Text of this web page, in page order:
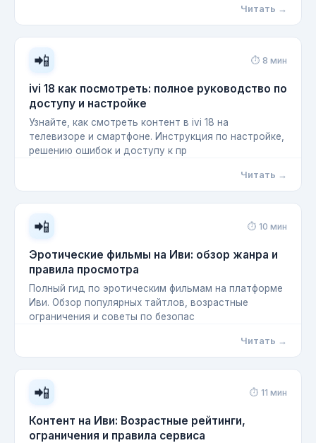
Читать →
📲 ⏱ 8 мин
ivi 18 как посмотреть: полное руководство по
доступу и настройке
Узнайте, как смотреть контент в ivi 18 на
телевизоре и смартфоне. Инструкция по настройке,
решению ошибок и доступу к пр
Читать →
📲 ⏱ 10 мин
Эротические фильмы на Иви: обзор жанра и
правила просмотра
Полный гид по эротическим фильмам на платформе
Иви. Обзор популярных тайтлов, возрастные
ограничения и советы по безопас
Читать →
📲 ⏱ 11 мин
Контент на Иви: Возрастные рейтинги,
ограничения и правила сервиса